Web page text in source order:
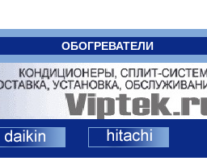
ОБОГРЕВАТЕЛИ